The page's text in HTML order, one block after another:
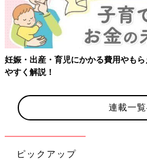
妊娠・出産・育児にかかる費用やも
やすく解説！
連載一
ピックアップ